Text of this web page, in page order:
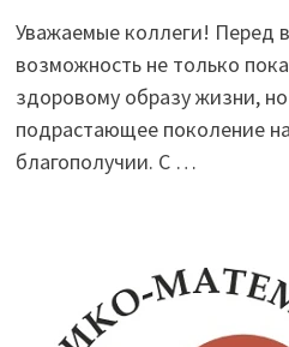
Уважаемые коллеги! Перед
возможность не только
здоровому образу жизни,
подрастающее поколение
благополучии. С …